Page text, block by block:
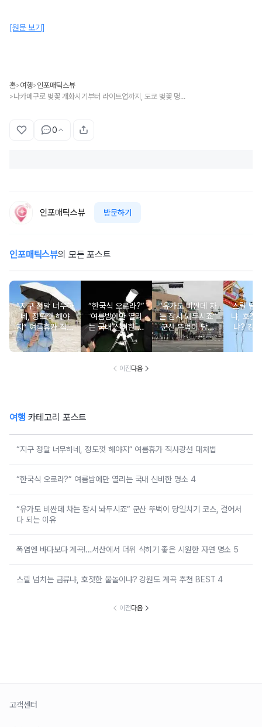
[원문 보기]
홈>여행>인포매틱스뷰
> 나카메구로 벚꽃 개화시기부터 라이트업까지, 도쿄 벚꽃 명소 메구로강 총정리
0
인포매틱스뷰 방문하기
인포매틱스뷰의 모든 포스트
“지구 정말 너무하
네, 정도껏 해야
지” 여름휴가 직사
광선 대처법
“한국식 오로라?”
여름밤에만 열리
는 국내 신비한 명
소 4
“유가도 비싼데 차
는 잠시 놔두시죠”
군산 뚜벅이 당일
치기 코스, 걸어서
다 되는 이유
스릴 넘
냐, 호젓
냐? 강
추천
이전다음
여행 카테고리 포스트
“지구 정말 너무하네, 정도껏 해야지” 여름휴가 직사광선 대처법
“한국식 오로라?” 여름밤에만 열리는 국내 신비한 명소 4
“유가도 비싼데 차는 잠시 놔두시죠” 군산 뚜벅이 당일치기 코스, 걸어서
다 되는 이유
폭염엔 바다보다 계곡!…서산에서 더위 식히기 좋은 시원한 자연 명소 5
스릴 넘치는 급류냐, 호젓한 물놀이냐? 강원도 계곡 추천 BEST 4
이전다음
고객센터